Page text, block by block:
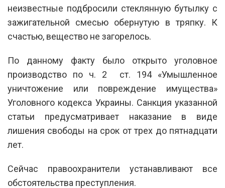
неизвестные подбросили стеклянную бутылку с
зажигательной смесью обернутую в тряпку. К
счастью, вещество не загорелось.
По данному факту было открыто уголовное
производство по ч. 2 ст. 194 «Умышленное
уничтожение или повреждение имущества»
Уголовного кодекса Украины. Санкция указанной
статьи предусматривает наказание в виде
лишения свободы на срок от трех до пятнадцати
лет.
Сейчас правоохранители устанавливают все
обстоятельства преступления.